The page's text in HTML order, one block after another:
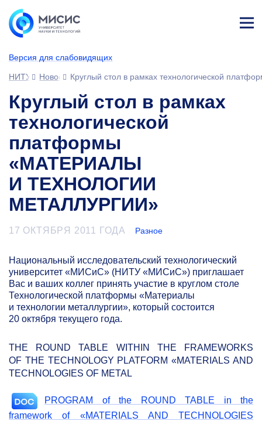
Версия для слабовидящих
ине
НИТУ МИСИС
НовостиКруглый стол в рамках технологической
Круглый стол в рамках
технологической
платформы
«МАТЕРИАЛЫ
И ТЕХНОЛОГИИ
МЕТАЛЛУРГИИ»
17 ОКТЯБРЯ 2011 ГОДА Разное
Национальный исследовательский технологический
университет «МИСиС» (НИТУ «МИСиС») приглашает
Вас и ваших коллег принять участие в круглом столе
Технологической платформы «Материалы
и технологии металлургии», который состоится
20 октября текущего года.
THE ROUND TABLE WITHIN THE FRAMEWORKS
OF THE TECHNOLOGY PLATFORM «MATERIALS AND
TECHNOLOGIES OF METAL
PROGRAM of the ROUND TABLE in the
framework of «MATERIALS AND TECHNOLOGIES